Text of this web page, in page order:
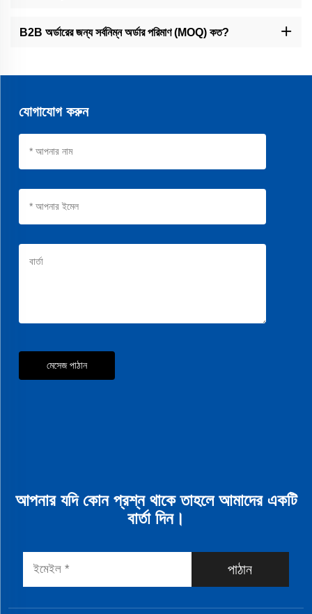
এবং সख্যবাদী পরীক্ষা ব্যবহার করা হয় যাতে শুদ্ধতা, দৈর্ঘ্য এবং গড় চেয়ে ৩০% বেশি
জীবনকাল গ্যারান্টি দেওয়া যায়।
B2B অর্ডারের জন্য সর্বনিম্ন অর্ডার পরিমাণ (MOQ) কত?
যোগাযোগ করুন
মেসেজ পাঠান
আপনার যদি কোন প্রশ্ন থাকে তাহলে আমাদের একটি
বার্তা দিন।
পাঠান